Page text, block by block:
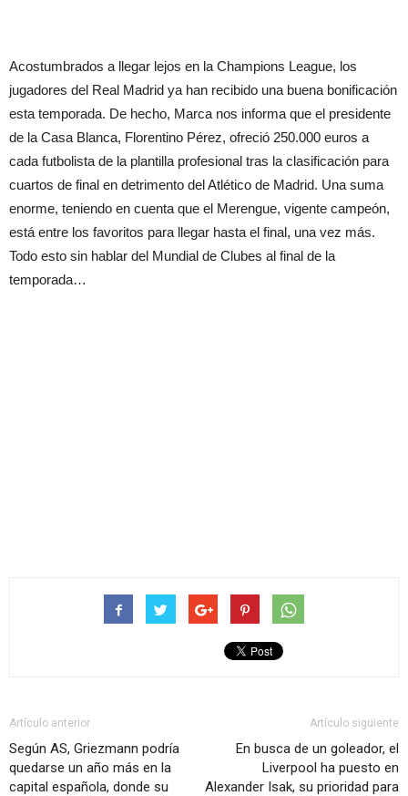
Acostumbrados a llegar lejos en la Champions League, los
jugadores del Real Madrid ya han recibido una buena bonificación
esta temporada. De hecho, Marca nos informa que el presidente
de la Casa Blanca, Florentino Pérez, ofreció 250.000 euros a
cada futbolista de la plantilla profesional tras la clasificación para
cuartos de final en detrimento del Atlético de Madrid. Una suma
enorme, teniendo en cuenta que el Merengue, vigente campeón,
está entre los favoritos para llegar hasta el final, una vez más.
Todo esto sin hablar del Mundial de Clubes al final de la
temporada…
Artículo anterior
Según AS, Griezmann podría
quedarse un año más en la
capital española, donde su
Artículo siguiente
En busca de un goleador, el
Liverpool ha puesto en
Alexander Isak, su prioridad para